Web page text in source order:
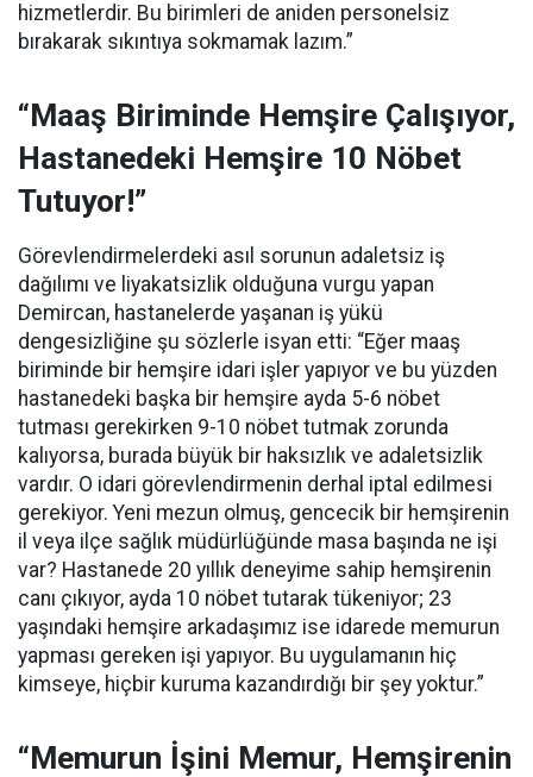
hizmetlerdir. Bu birimleri de aniden personelsiz
bırakarak sıkıntıya sokmamak lazım.”
“Maaş Biriminde Hemşire Çalışıyor,
Hastanedeki Hemşire 10 Nöbet
Tutuyor!”
Görevlendirmelerdeki asıl sorunun adaletsiz iş
dağılımı ve liyakatsizlik olduğuna vurgu yapan
Demircan, hastanelerde yaşanan iş yükü
dengesizliğine şu sözlerle isyan etti: “Eğer maaş
biriminde bir hemşire idari işler yapıyor ve bu yüzden
hastanedeki başka bir hemşire ayda 5-6 nöbet
tutması gerekirken 9-10 nöbet tutmak zorunda
kalıyorsa, burada büyük bir haksızlık ve adaletsizlik
vardır. O idari görevlendirmenin derhal iptal edilmesi
gerekiyor. Yeni mezun olmuş, gencecik bir hemşirenin
il veya ilçe sağlık müdürlüğünde masa başında ne işi
var? Hastanede 20 yıllık deneyime sahip hemşirenin
canı çıkıyor, ayda 10 nöbet tutarak tükeniyor; 23
yaşındaki hemşire arkadaşımız ise idarede memurun
yapması gereken işi yapıyor. Bu uygulamanın hiç
kimseye, hiçbir kuruma kazandırdığı bir şey yoktur.”
“Memurun İşini Memur, Hemşirenin